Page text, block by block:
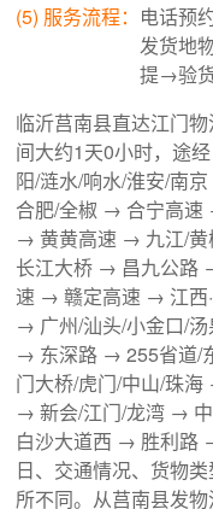
(5) 服务流程： 电话预
发货地
提→验
临沂莒南县直达江门
间大约1天0小时，途经
阳/涟水/响水/淮安/南
合肥/全椒 → 合宁高
→ 黄黄高速 → 九江/
长江大桥 → 昌九公路
速 → 赣定高速 → 江西
→ 广州/汕头/小金口/
→ 东深路 → 255省道/
门大桥/虎门/中山/珠
→ 新会/江门/龙湾 →
白沙大道西 → 胜利路
日、交通情况、货物
所不同。从莒南县发